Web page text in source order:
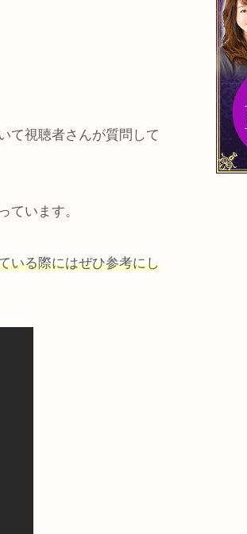
て視聴者さんが質問して
ています。
いる際にはぜひ参考にし